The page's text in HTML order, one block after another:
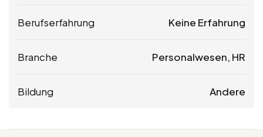
Berufserfahrung Keine Erfahrung
Branche Personalwesen, HR
Bildung Andere